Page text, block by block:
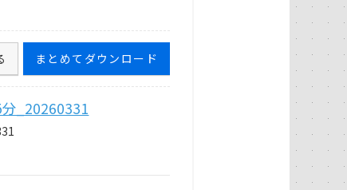
まとめてダウンロード
_20260331